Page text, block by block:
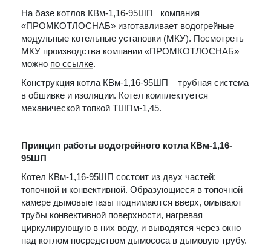
На базе котлов КВм-1,16-95ШП компания
«ПРОМКОТЛОСНАБ» изготавливает водогрейные
модульные котельные установки (МКУ). Посмотреть
МКУ производства компании «ПРОМКОТЛОСНАБ»
можно по ссылке.
Конструкция котла КВм-1,16-95ШП – трубная система
в обшивке и изоляции. Котел комплектуется
механической топкой ТШПм-1,45.
Принцип работы водогрейного котла КВм-1,16-
95ШП
Котел КВм-1,16-95ШП состоит из двух частей:
топочной и конвективной. Образующиеся в топочной
камере дымовые газы поднимаются вверх, омывают
трубы конвективной поверхности, нагревая
циркулирующую в них воду, и выводятся через окно
над котлом посредством дымососа в дымовую трубу.